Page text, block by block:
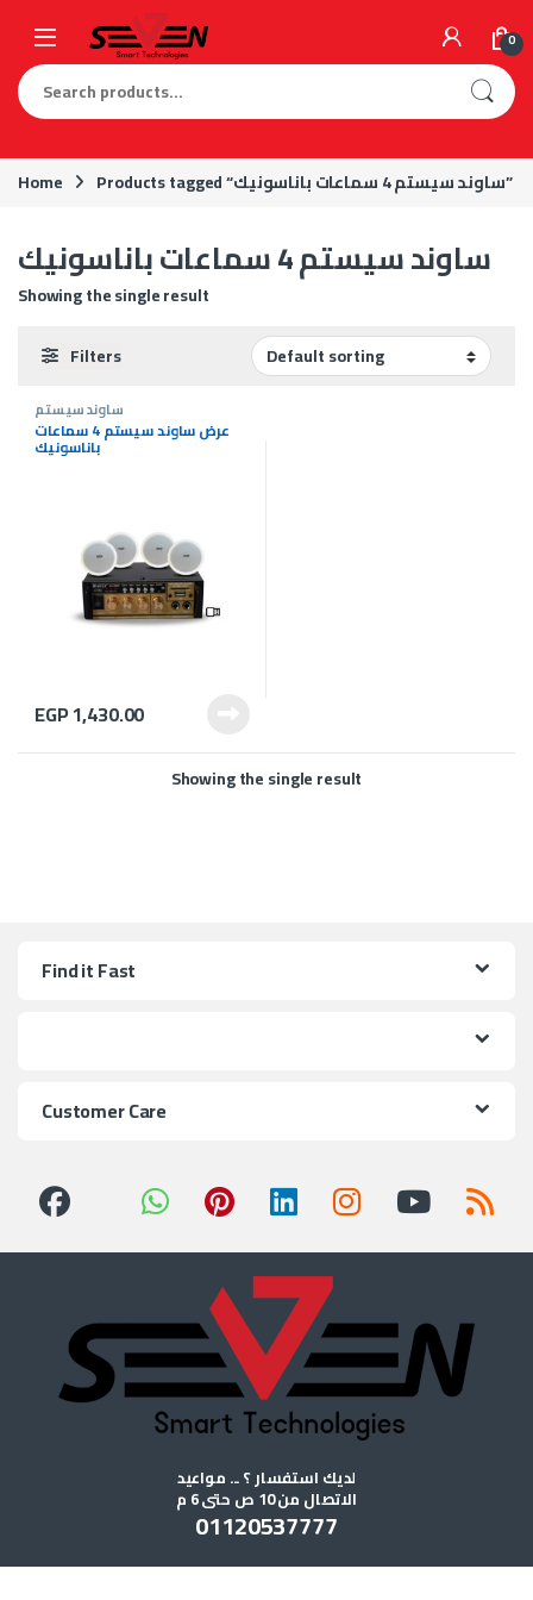
0
Search for:
Home Products tagged “ساوند سيستم 4 سماعات باناسونيك”
ساوند سيستم 4 سماعات باناسونيك
Showing the single result
Filters
ساوند سيستم
عرض ساوند سيستم 4 سماعات
باناسونيك
EGP1,430.00
Showing the single result
Find it Fast
Customer Care
لديك استفسار ؟ ... مواعيد
الاتصال من 10 ص حتى 6 م
01120537777